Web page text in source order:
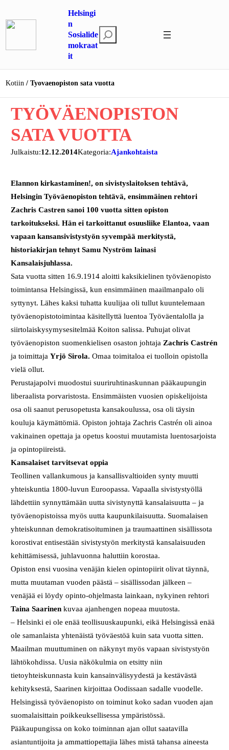
sisältöön
Helsingi
n
Sosialide
mokraat
it
t
i
Kotiin Tyovaenopiston sata vuotta
TYÖVÄENOPISTON
SATA VUOTTA
Julkaistu:12.12.2014Kategoria:Ajankohtaista
Elannon kirkastaminen!, on sivistyslaitoksen tehtävä,
Helsingin Työväenopiston tehtävä, ensimmäinen rehtori
Zachris Castren sanoi 100 vuotta sitten opiston
tarkoitukseksi. Hän ei tarkoittanut osuusliike Elantoa, vaan
vapaan kansansivistystyön syvempää merkitystä,
historiakirjan tehnyt Samu Nyström lainasi
Kansalaisjuhlassa.
Sata vuotta sitten 16.9.1914 aloitti kaksikielinen työväenopisto
toimintansa Helsingissä, kun ensimmäinen maailmanpalo oli
syttynyt. Lähes kaksi tuhatta kuulijaa oli tullut kuuntelemaan
työväenopistotoimintaa käsitellyttä luentoa Työväentalolla ja
siirtolaiskysymysesitelmää Koiton salissa. Puhujat olivat
työväenopiston suomenkielisen osaston johtaja Zachris Castrén
ja toimittajaYrjö Sirola. Omaa toimitaloa ei tuolloin opistolla
vielä ollut.
Perustajapolvi muodostui suuriruhtinaskunnan pääkaupungin
liberaalista porvaristosta. Ensimmäisten vuosien opiskelijoista
osa oli saanut perusopetusta kansakoulussa, osa oli täysin
kouluja käymättömiä. Opiston johtaja Zachris Castrén oli ainoa
vakinainen opettaja ja opetus koostui muutamista luentosarjoista
ja opintopiireistä.
Kansalaiset tarvitsevat oppia
Teollinen vallankumous ja kansallisvaltioiden synty muutti
yhteiskuntia 1800-luvun Euroopassa. Vapaalla sivistystyöllä
lähdettiin synnyttämään uutta sivistynyttä kansalaisuutta – ja
työväenopistoissa myös uutta kaupunkilaisuutta. Suomalaisen
yhteiskunnan demokratisoituminen ja traumaattinen sisällissota
korostivat entisestään sivistystyön merkitystä kansalaisuuden
kehittämisessä, juhlavuonna haluttiin korostaa.
Opiston ensi vuosina venäjän kielen opintopiirit olivat täynnä,
mutta muutaman vuoden päästä – sisällissodan jälkeen –
venäjää ei löydy opinto-ohjelmasta lainkaan, nykyinen rehtori
Taina Saarinen kuvaa ajanhengen nopeaa muutosta.
– Helsinki ei ole enää teollisuuskaupunki, eikä Helsingissä enää
ole samanlaista yhtenäistä työväestöä kuin sata vuotta sitten.
Maailman muuttuminen on näkynyt myös vapaan sivistystyön
lähtökohdissa. Uusia näkökulmia on etsitty niin
tietoyhteiskunnasta kuin kansainvälisyydestä ja kestävästä
kehityksestä, Saarinen kirjoittaa Oodissaan sadalle vuodelle.
Helsingissä työväenopisto on toiminut koko sadan vuoden ajan
suomalaisittain poikkeuksellisessa ympäristössä.
Pääkaupungissa on koko toiminnan ajan ollut saatavilla
asiantuntijoita ja ammattiopettajia lähes mistä tahansa aineesta